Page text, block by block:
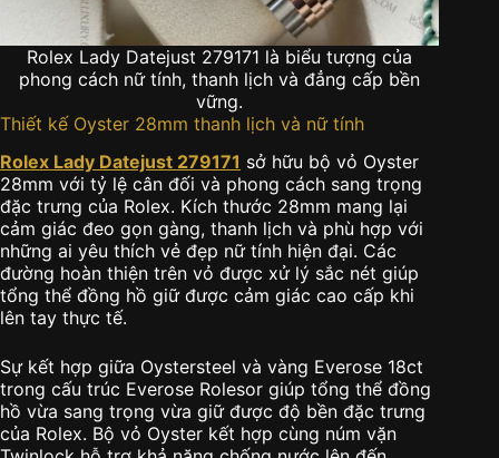
Rolex Lady Datejust 279171 là biểu tượng của
phong cách nữ tính, thanh lịch và đẳng cấp bền
vững.
Thiết kế Oyster 28mm thanh lịch và nữ tính
Rolex Lady Datejust 279171 sở hữu bộ vỏ Oyster
28mm với tỷ lệ cân đối và phong cách sang trọng
đặc trưng của Rolex. Kích thước 28mm mang lại
cảm giác đeo gọn gàng, thanh lịch và phù hợp với
những ai yêu thích vẻ đẹp nữ tính hiện đại. Các
đường hoàn thiện trên vỏ được xử lý sắc nét giúp
tổng thể đồng hồ giữ được cảm giác cao cấp khi
lên tay thực tế.
Sự kết hợp giữa Oystersteel và vàng Everose 18ct
trong cấu trúc Everose Rolesor giúp tổng thể đồng
hồ vừa sang trọng vừa giữ được độ bền đặc trưng
của Rolex. Bộ vỏ Oyster kết hợp cùng núm vặn